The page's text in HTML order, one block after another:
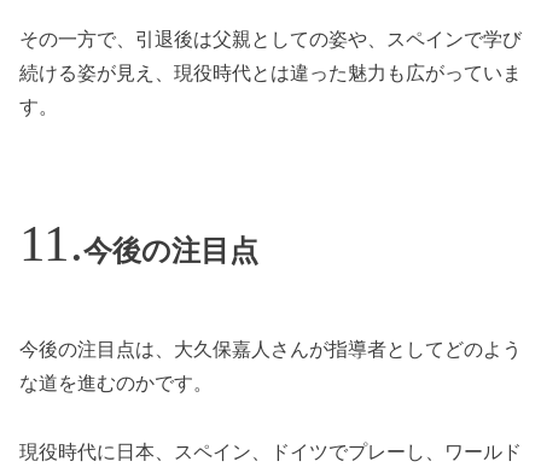
その一方で、引退後は父親としての姿や、スペインで学び
続ける姿が見え、現役時代とは違った魅力も広がっていま
す。
今後の注目点
今後の注目点は、大久保嘉人さんが指導者としてどのよう
な道を進むのかです。
現役時代に日本、スペイン、ドイツでプレーし、ワールド